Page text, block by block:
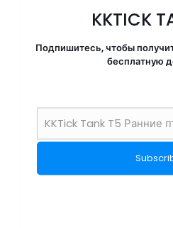
KKTICK
Подпишитесь, чтобы
бесплатную